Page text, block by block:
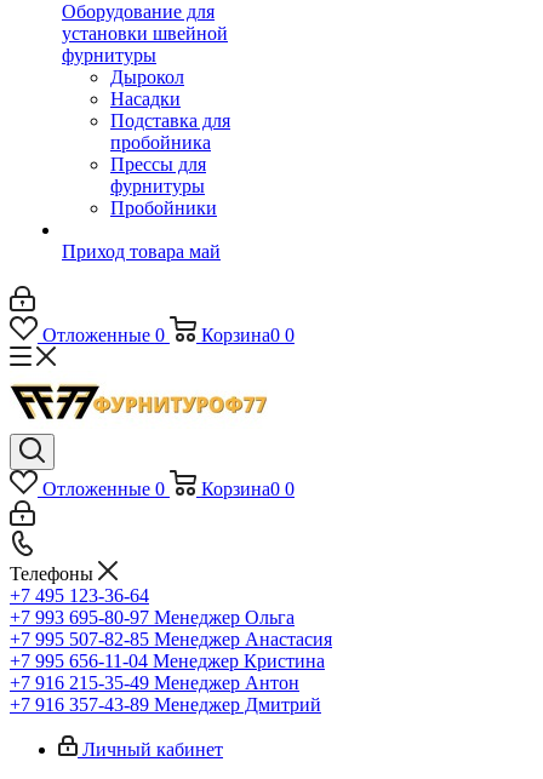
Оборудование для
установки швейной
фурнитуры
Дырокол
Насадки
Подставка для
пробойника
Прессы для
фурнитуры
Пробойники
Приход товара май
Отложенные 0 Корзина0 0
Отложенные 0 Корзина0 0
Телефоны
+7 495 123-36-64
+7 993 695-80-97 Менеджер Ольга
+7 995 507-82-85 Менеджер Анастасия
+7 995 656-11-04 Менеджер Кристина
+7 916 215-35-49 Менеджер Антон
+7 916 357-43-89 Менеджер Дмитрий
Личный кабинет